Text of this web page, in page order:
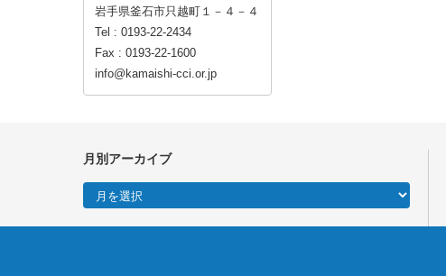
岩手県釜石市只越町１－４－４
Tel : 0193-22-2434
Fax : 0193-22-1600
info@kamaishi-cci.or.jp
月別アーカイブ
月別アーカイブ